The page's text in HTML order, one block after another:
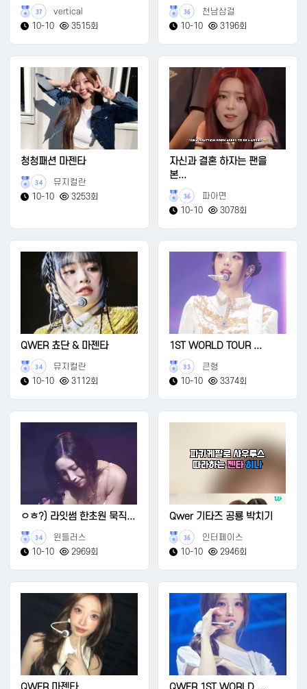
37
vertical
10-10
3515회
36
천남삼걸
10-10
3196회
청청패션 마젠타
34
뮤지컬란
10-10
3253회
자신과 결혼 하자는 팬을
본...
36
파아면
10-10
3078회
QWER 쵸단 & 마젠타
34
뮤지컬란
10-10
3112회
1ST WORLD TOUR ...
33
큰형
10-10
3374회
ㅇㅎ?) 라잇썸 한초원 묵직...
34
윈들러스
10-10
2969회
Qwer 기타즈 공룡 박치기
36
인터페이스
10-10
2946회